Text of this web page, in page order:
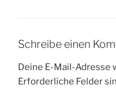
Schreibe einen
Deine E-Mail-
Erforderliche Felder